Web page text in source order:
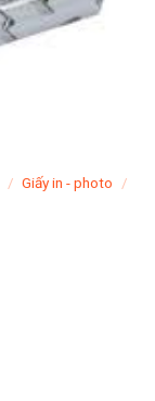
/ Giấy in - photo
/